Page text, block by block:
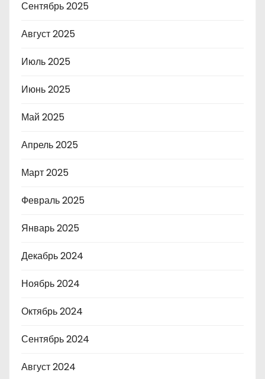
Сентябрь 2025
Август 2025
Июль 2025
Июнь 2025
Май 2025
Апрель 2025
Март 2025
Февраль 2025
Январь 2025
Декабрь 2024
Ноябрь 2024
Октябрь 2024
Сентябрь 2024
Август 2024